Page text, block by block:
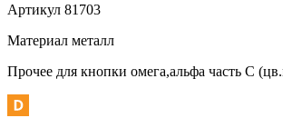
Артикул 81703
Материал металл
Прочее для кнопки омега,альфа часть С